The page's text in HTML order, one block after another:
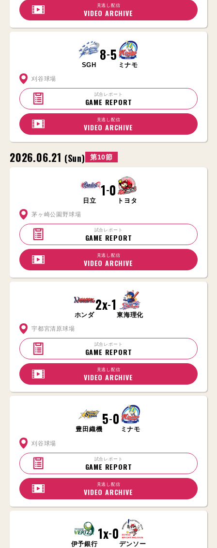
見逃し配信
VIDEO ARCHIVE
SGH
8-5
ミナモ
刈谷球場
試合レポート
GAME REPORT
見逃し配信
VIDEO ARCHIVE
2026.06.21 (Sun) 第10節
日立
1-0
トヨタ
茅ヶ崎公園野球場
試合レポート
GAME REPORT
見逃し配信
VIDEO ARCHIVE
ホンダ
2x-1
東海理化
宇都宮清原球場
試合レポート
GAME REPORT
見逃し配信
VIDEO ARCHIVE
豊田織機
5-0
ミナモ
刈谷球場
試合レポート
GAME REPORT
見逃し配信
VIDEO ARCHIVE
伊予銀行
1x-0
デンソー